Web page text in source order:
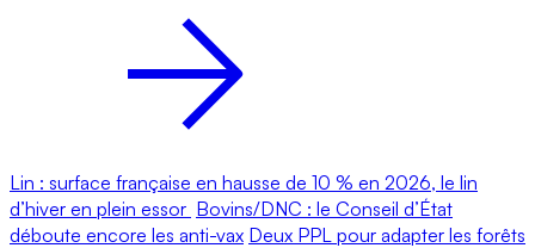
Lin : surface française en hausse de 10 % en 2026, le lin
d’hiver en plein essor Bovins/DNC : le Conseil d’État
déboute encore les anti-vax Deux PPL pour adapter les forêts